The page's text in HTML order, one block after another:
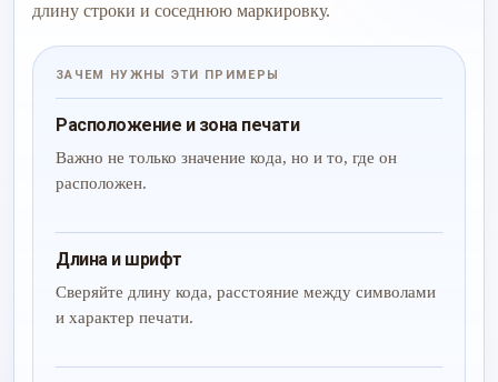
длину строки и соседнюю маркировку.
ЗАЧЕМ НУЖНЫ ЭТИ ПРИМЕРЫ
Расположение и зона печати
Важно не только значение кода, но и то, где он
расположен.
Длина и шрифт
Сверяйте длину кода, расстояние между символами
и характер печати.